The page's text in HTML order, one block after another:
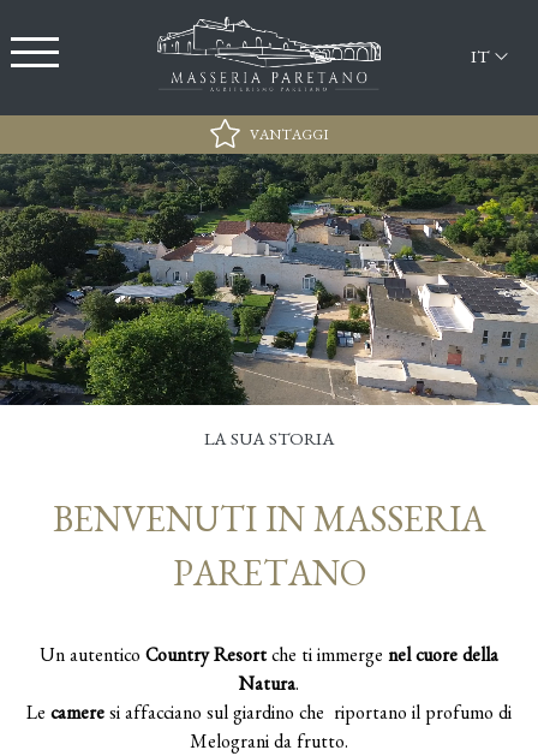
IT
VANTAGGI
Miglior Tariffa
Parcheggio Gratuito
Sconto esclusivo del 15% per l'accesso presso il
Lido Sabbiadoro
Wi-Fi
LA SUA STORIA
BENVENUTI IN MASSERIA
PARETANO
Un autentico Country Resort che ti immerge nel cuore della
Natura.
Le camere si affacciano sul giardino che riportano il profumo di
Melograni da frutto.